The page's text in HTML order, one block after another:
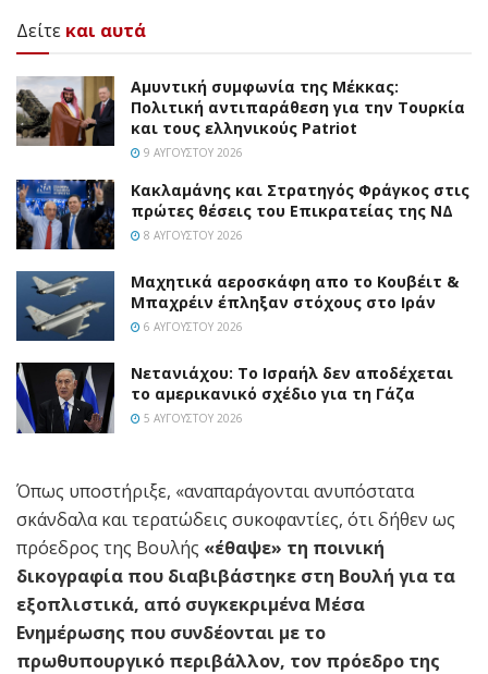
Δείτε και αυτά
Αμυντική συμφωνία της Μέκκας:
Πολιτική αντιπαράθεση για την Τουρκία
και τους ελληνικούς Patriot
9 ΑΥΓΟΎΣΤΟΥ 2026
Κακλαμάνης και Στρατηγός Φράγκος στις
πρώτες θέσεις του Επικρατείας της ΝΔ
8 ΑΥΓΟΎΣΤΟΥ 2026
Mαχητικά αεροσκάφη απο το Κουβέιτ &
Μπαχρέιν έπληξαν στόχους στο Ιράν
6 ΑΥΓΟΎΣΤΟΥ 2026
Νετανιάχου: Το Ισραήλ δεν αποδέχεται
το αμερικανικό σχέδιο για τη Γάζα
5 ΑΥΓΟΎΣΤΟΥ 2026
Όπως υποστήριξε, «αναπαράγονται ανυπόστατα
σκάνδαλα και τερατώδεις συκοφαντίες, ότι δήθεν ως
πρόεδρος της Βουλής «έθαψε» τη ποινική
δικογραφία που διαβιβάστηκε στη Βουλή για τα
εξοπλιστικά, από συγκεκριμένα Μέσα
Ενημέρωσης που συνδέονται με το
πρωθυπουργικό περιβάλλον, τον πρόεδρο της